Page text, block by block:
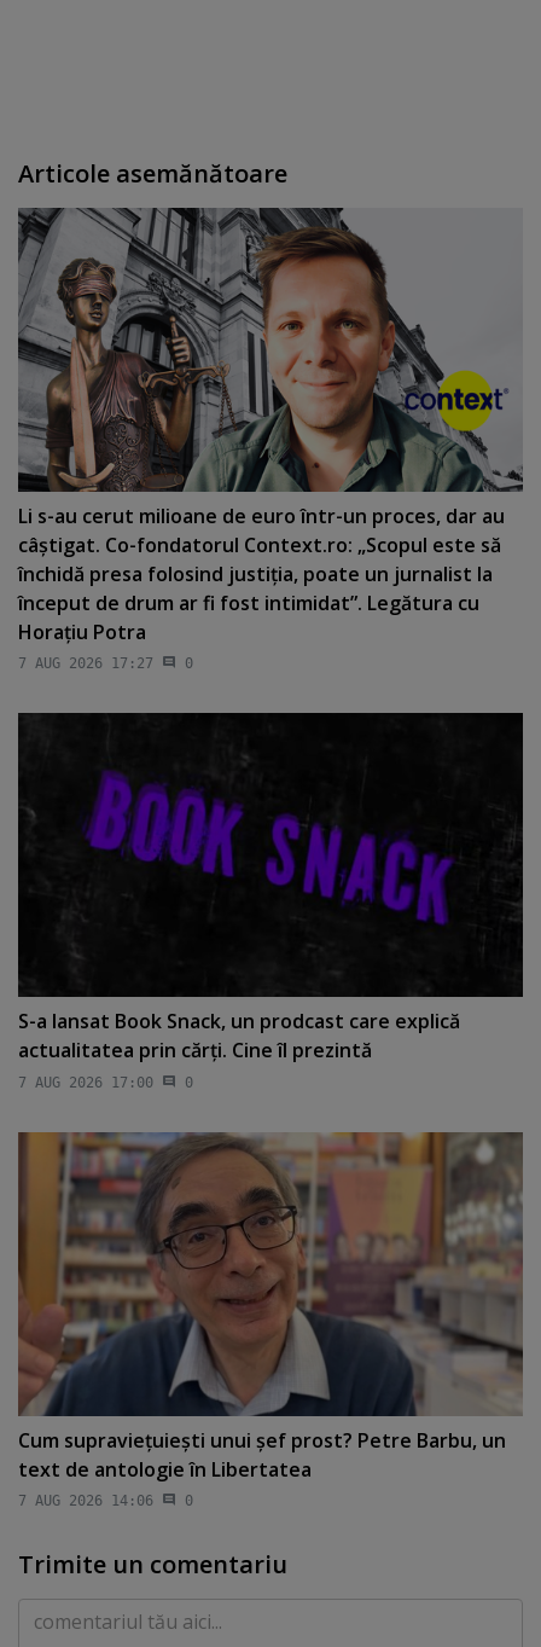
Articole asemănătoare
Li s-au cerut milioane de euro într-un proces, dar au
câştigat. Co-fondatorul Context.ro: „Scopul este să
închidă presa folosind justiţia, poate un jurnalist la
început de drum ar fi fost intimidat”. Legătura cu
Horaţiu Potra
7 AUG 2026 17:27 0
S-a lansat Book Snack, un prodcast care explică
actualitatea prin cărţi. Cine îl prezintă
7 AUG 2026 17:00 0
Cum supravieţuieşti unui şef prost? Petre Barbu, un
text de antologie în Libertatea
7 AUG 2026 14:06 0
Trimite un comentariu
Comentariu